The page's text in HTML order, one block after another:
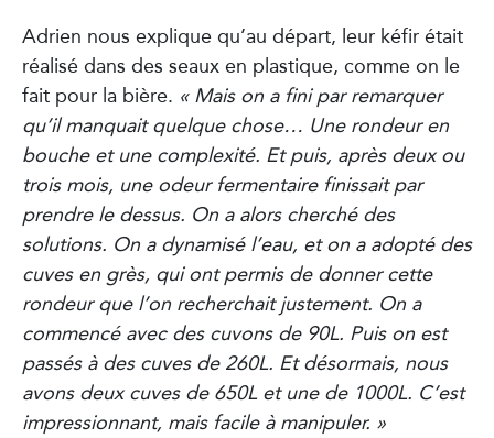
Adrien nous explique qu’au départ, leur kéfir était
réalisé dans des seaux en plastique, comme on le
fait pour la bière. « Mais on a fini par remarquer
qu’il manquait quelque chose… Une rondeur en
bouche et une complexité. Et puis, après deux ou
trois mois, une odeur fermentaire finissait par
prendre le dessus. On a alors cherché des
solutions. On a dynamisé l’eau, et on a adopté des
cuves en grès, qui ont permis de donner cette
rondeur que l’on recherchait justement. On a
commencé avec des cuvons de 90L. Puis on est
passés à des cuves de 260L. Et désormais, nous
avons deux cuves de 650L et une de 1000L. C’est
impressionnant, mais facile à manipuler. »